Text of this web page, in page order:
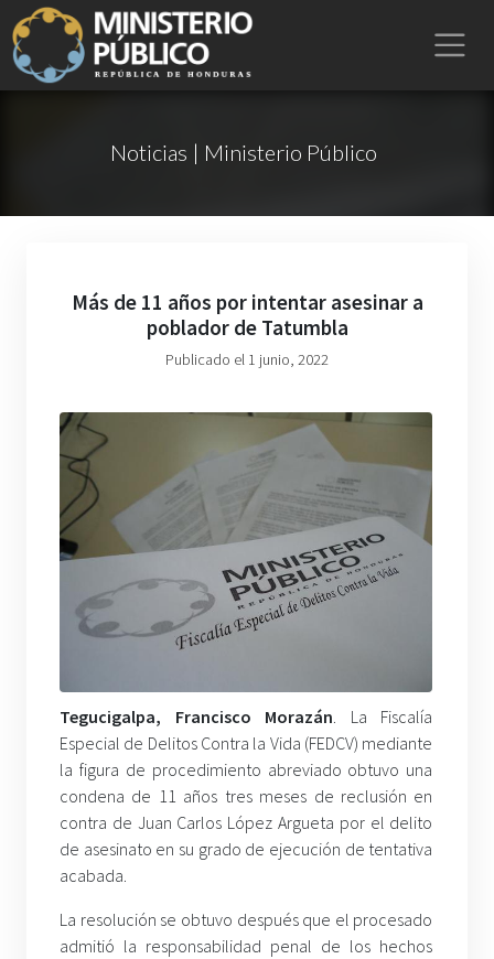
Noticias | Ministerio Público
Más de 11 años por intentar asesinar a
poblador de Tatumbla
Publicado el 1 junio, 2022
Tegucigalpa, Francisco Morazán . La Fiscalía
Especial de Delitos Contra la Vida (FEDCV) mediante
la figura de procedimiento abreviado obtuvo una
condena de 11 años tres meses de reclusión en
contra de Juan Carlos López Argueta por el delito
de asesinato en su grado de ejecución de tentativa
acabada.
La resolución se obtuvo después que el procesado
admitió la responsabilidad penal de los hechos